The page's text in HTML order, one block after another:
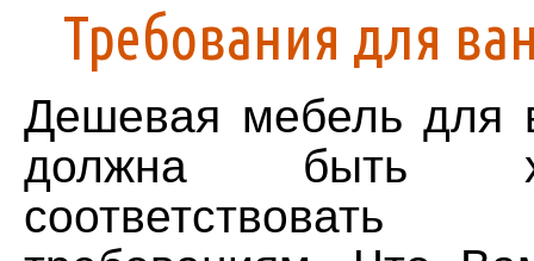
Требования для
Дешевая мебель для
должна быть